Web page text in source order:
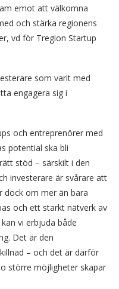
emot att välkomna
och stärka regionens
vd för Tregion Startup
som varit med
engagera sig i
och entreprenörer med
potential ska bli
stöd – särskilt i den
investerare är svårare att
dock om mer än bara
och ett starkt nätverk av
vi erbjuda både
Det är den
– och det är därför
större möjligheter skapar